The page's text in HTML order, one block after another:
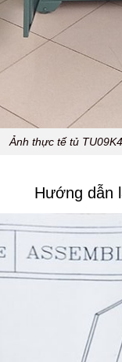
Ảnh thực tế tủ
Hướng dẫn